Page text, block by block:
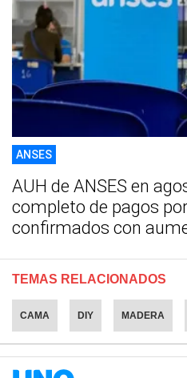
ANSES
AUH de ANSES en
completo de pagos
confirmados con
TEMAS RELACIONADOS
CAMA DIY MADERA